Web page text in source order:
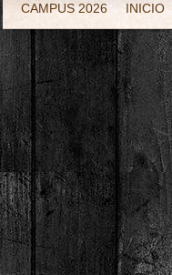
CAMPUS 2026 INICIO